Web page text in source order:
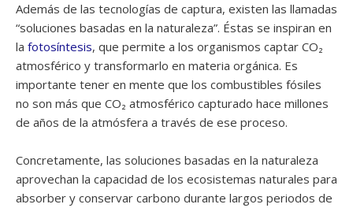
Además de las tecnologías de captura, existen las llamadas
“soluciones basadas en la naturaleza”. Éstas se inspiran en
la fotosíntesis, que permite a los organismos captar CO₂
atmosférico y transformarlo en materia orgánica. Es
importante tener en mente que los combustibles fósiles
no son más que CO₂ atmosférico capturado hace millones
de años de la atmósfera a través de ese proceso.
Concretamente, las soluciones basadas en la naturaleza
aprovechan la capacidad de los ecosistemas naturales para
absorber y conservar carbono durante largos periodos de